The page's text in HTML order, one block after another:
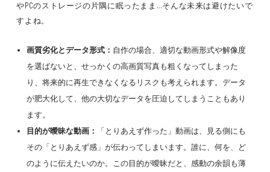
やPCのストレージの片隅に眠ったまま…そんな未来は避けたいで
すよね。
画質劣化とデータ形式： 自作の場合、適切な動画形式や解像度
を選ばないと、せっかくの高画質写真も粗くなってしまった
り、将来的に再生できなくなるリスクも考えられます。データ
が肥大化して、他の大切なデータを圧迫してしまうこともあり
ます。
目的が曖昧な動画：
「とりあえず作った」動画は、見る側にも
その「とりあえず感」が伝わってしまいます。誰に、何を、ど
のように伝えたいのか。この目的が曖昧だと、感動の余韻も薄